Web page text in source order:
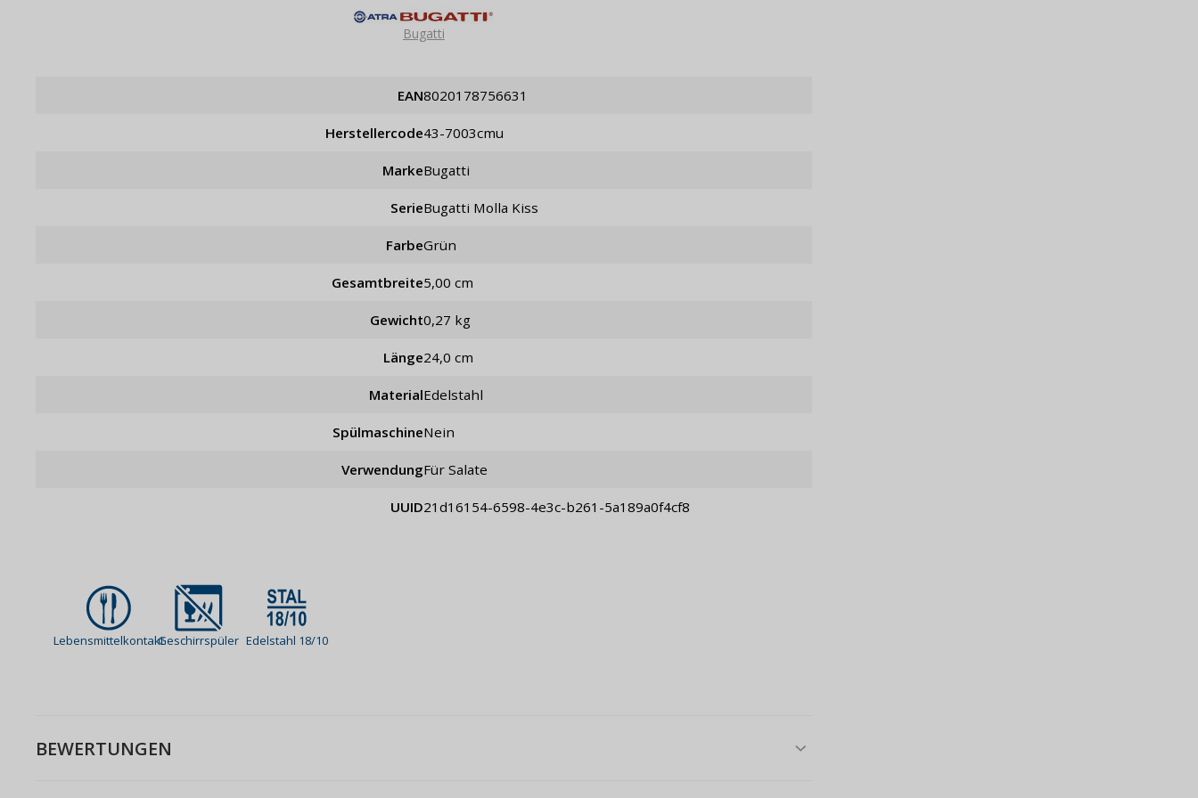
Bugatti
EAN 8020178756631
Herstellercode 43-7003cmu
Marke Bugatti
Serie Bugatti Molla Kiss
Farbe Grün
Gesamtbreite 5,00 cm
Gewicht 0,27 kg
Länge 24,0 cm
Material Edelstahl
Spülmaschine Nein
Verwendung für Salate
UUID 21d16154-6598-4e3c-b261-5a189a0f4cf8
LebensmittelkontaktGeschirrspüler Edelstahl 18/10
BEWERTUNGEN